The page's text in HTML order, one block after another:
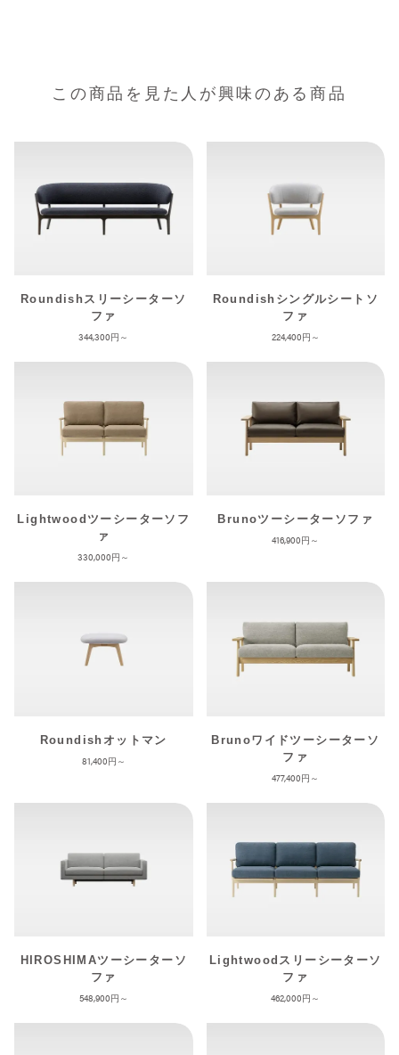
この商品を見た人が興味のある商品
Roundishスリーシーターソ
ファ
344,300
Roundishシングルシートソ
ファ
224,400
Lightwoodツーシーターソフ
ァ
330,000
Brunoツーシーターソファ
416,900
Roundishオットマン
81,400
Brunoワイドツーシーターソ
ファ
477,400
HIROSHIMAツーシーターソ
ファ
548,900
Lightwoodスリーシーターソ
ファ
462,000